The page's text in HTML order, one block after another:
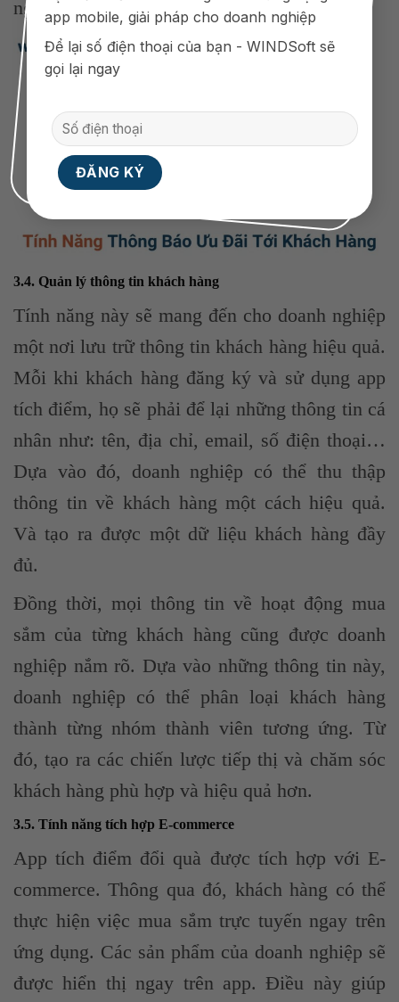
app mobile, giải pháp cho doanh nghiệp
Để lại số điện thoại của bạn - WINDSoft sẽ
gọi lại ngay
nghiệm tốt và làm khách hàng hài lòng hơn.
3.4. Quản lý thông tin khách hàng
Tính năng này sẽ mang đến cho doanh nghiệp
một nơi lưu trữ thông tin khách hàng hiệu quả.
Mỗi khi khách hàng đăng ký và sử dụng app
tích điểm, họ sẽ phải để lại những thông tin cá
nhân như: tên, địa chỉ, email, số điện thoại…
Dựa vào đó, doanh nghiệp có thể thu thập
thông tin về khách hàng một cách hiệu quả.
Và tạo ra được một dữ liệu khách hàng đầy
đủ.
Đồng thời, mọi thông tin về hoạt động mua
sắm của từng khách hàng cũng được doanh
nghiệp nắm rõ. Dựa vào những thông tin này,
doanh nghiệp có thể phân loại khách hàng
thành từng nhóm thành viên tương ứng. Từ
đó, tạo ra các chiến lược tiếp thị và chăm sóc
khách hàng phù hợp và hiệu quả hơn.
3.5. Tính năng tích hợp E-commerce
App tích điểm đổi quà được tích hợp với E-
commerce. Thông qua đó, khách hàng có thể
thực hiện việc mua sắm trực tuyến ngay trên
ứng dụng. Các sản phẩm của doanh nghiệp sẽ
được hiển thị ngay trên app. Điều này giúp